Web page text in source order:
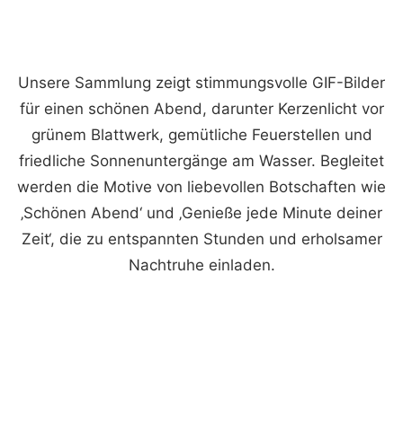
Unsere Sammlung zeigt stimmungsvolle GIF-Bilder
für einen schönen Abend, darunter Kerzenlicht vor
grünem Blattwerk, gemütliche Feuerstellen und
friedliche Sonnenuntergänge am Wasser. Begleitet
werden die Motive von liebevollen Botschaften wie
‚Schönen Abend‘ und ‚Genieße jede Minute deiner
Zeit‘, die zu entspannten Stunden und erholsamer
Nachtruhe einladen.